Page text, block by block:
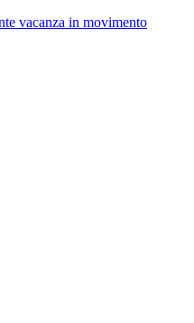
vacanza in movimento